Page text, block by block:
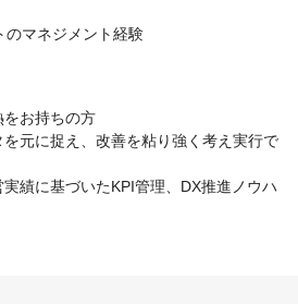
のマネジメント経験
をお持ちの方
を元に捉え、改善を粘り強く考え実行で
実績に基づいたKPI管理、DX推進ノウハ